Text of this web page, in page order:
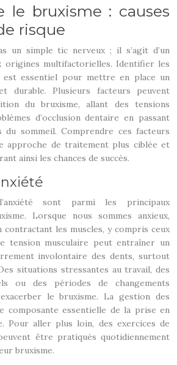
le bruxisme : causes
risque
un simple tic nerveux ; il s’agit d’un
origines multifactorielles. Identifier les
est essentiel pour mettre en place un
durable. Plusieurs facteurs peuvent
du bruxisme, allant des tensions
d’occlusion dentaire en passant
sommeil. Comprendre ces facteurs
approche de traitement plus ciblée et
ainsi les chances de succès.
sont parmi les principaux
Lorsque nous sommes anxieux,
les muscles, y compris ceux
tension musculaire peut entraîner un
involontaire des dents, surtout
situations stressantes au travail, des
ou des périodes de changements
le bruxisme. La gestion des
composante essentielle de la prise en
Pour aller plus loin, des exercices de
être pratiqués quotidiennement
bruxisme.